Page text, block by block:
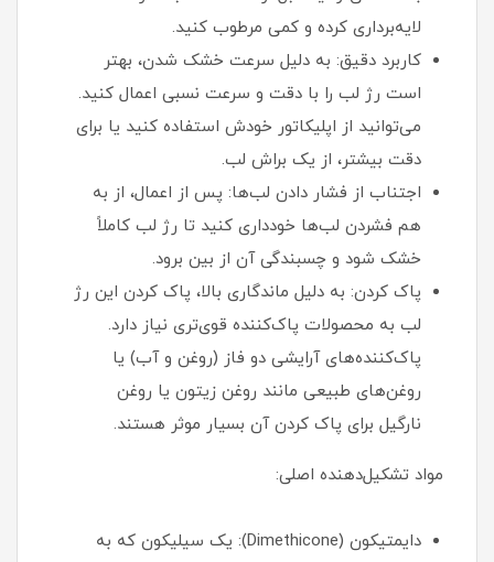
لایه‌برداری کرده و کمی مرطوب کنید.
کاربرد دقیق: به دلیل سرعت خشک شدن، بهتر
است رژ لب را با دقت و سرعت نسبی اعمال کنید.
می‌توانید از اپلیکاتور خودش استفاده کنید یا برای
دقت بیشتر، از یک براش لب.
اجتناب از فشار دادن لب‌ها: پس از اعمال، از به
هم فشردن لب‌ها خودداری کنید تا رژ لب کاملاً
خشک شود و چسبندگی آن از بین برود.
پاک کردن: به دلیل ماندگاری بالا، پاک کردن این رژ
لب به محصولات پاک‌کننده قوی‌تری نیاز دارد.
پاک‌کننده‌های آرایشی دو فاز (روغن و آب) یا
روغن‌های طبیعی مانند روغن زیتون یا روغن
نارگیل برای پاک کردن آن بسیار موثر هستند.
مواد تشکیل‌دهنده اصلی:
دایمتیکون (Dimethicone): یک سیلیکون که به